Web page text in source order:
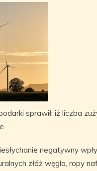
sprawił, iż liczba
negatywny
złóż węgla, ropy